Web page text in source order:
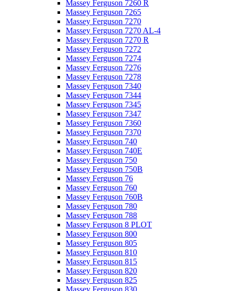
Massey Ferguson 7260 R
Massey Ferguson 7265
Massey Ferguson 7270
Massey Ferguson 7270 AL-4
Massey Ferguson 7270 R
Massey Ferguson 7272
Massey Ferguson 7274
Massey Ferguson 7276
Massey Ferguson 7278
Massey Ferguson 7340
Massey Ferguson 7344
Massey Ferguson 7345
Massey Ferguson 7347
Massey Ferguson 7360
Massey Ferguson 7370
Massey Ferguson 740
Massey Ferguson 740E
Massey Ferguson 750
Massey Ferguson 750B
Massey Ferguson 76
Massey Ferguson 760
Massey Ferguson 760B
Massey Ferguson 780
Massey Ferguson 788
Massey Ferguson 8 PLOT
Massey Ferguson 800
Massey Ferguson 805
Massey Ferguson 810
Massey Ferguson 815
Massey Ferguson 820
Massey Ferguson 825
Massey Ferguson 830